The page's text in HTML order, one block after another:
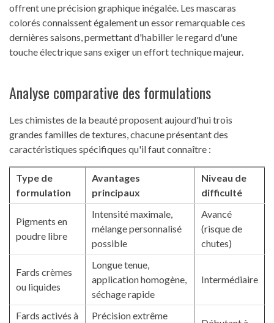
offrent une précision graphique inégalée. Les mascaras
colorés connaissent également un essor remarquable ces
dernières saisons, permettant d'habiller le regard d'une
touche électrique sans exiger un effort technique majeur.
Analyse comparative des formulations
Les chimistes de la beauté proposent aujourd'hui trois
grandes familles de textures, chacune présentant des
caractéristiques spécifiques qu'il faut connaître :
Type de
formulation
Avantages
principaux
Niveau de
difficulté
Pigments en
poudre libre
Intensité maximale,
mélange personnalisé
possible
Avancé
(risque de
chutes)
Fards crèmes
ou liquides
Longue tenue,
application homogène,
séchage rapide
Intermédiaire
Fards activés à
Précision extrême